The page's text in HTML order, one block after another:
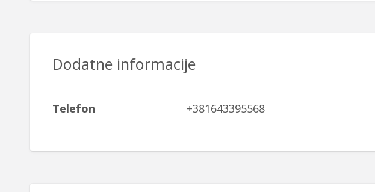
Dodatne informacije
Telefon +381643395568